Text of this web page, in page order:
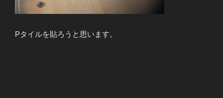
Pタイルを貼ろうと思います。